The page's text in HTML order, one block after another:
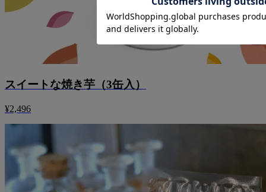
スイートな焼き芋（3缶入）
¥2,496